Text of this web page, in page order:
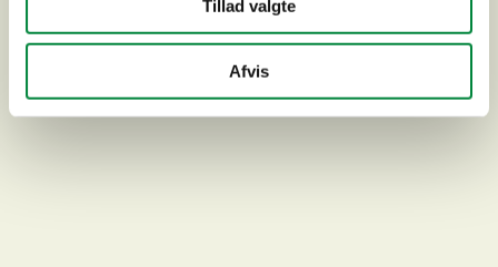
Tillad valgte
Afvis